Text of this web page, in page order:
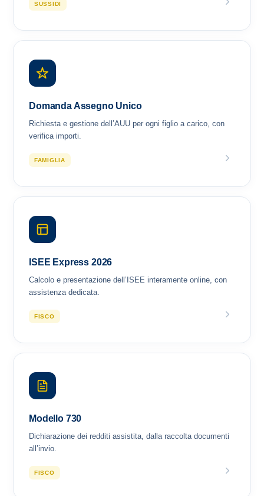
SUSSIDI
Domanda Assegno Unico
Richiesta e gestione dell’AUU per ogni figlio a carico, con
verifica importi.
FAMIGLIA
ISEE Express 2026
Calcolo e presentazione dell’ISEE interamente online, con
assistenza dedicata.
FISCO
Modello 730
Dichiarazione dei redditi assistita, dalla raccolta documenti
all’invio.
FISCO